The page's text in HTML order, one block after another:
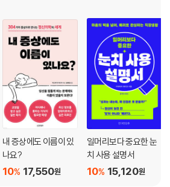
내 증상에도 이름이 있
나요?
17,550원
10%
일머리보다 중요한 눈
치 사용 설명서
15,120원
10%